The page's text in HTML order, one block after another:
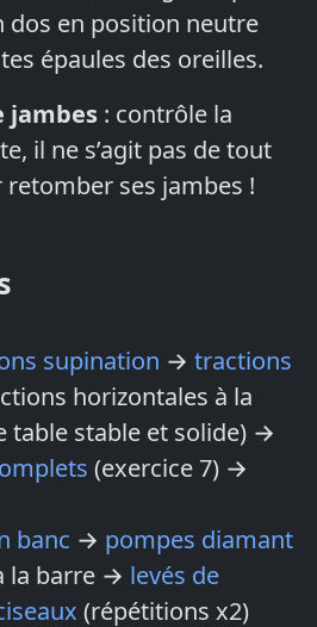
dos en position neutre
épaules des oreilles.
jambes : contrôle la
il ne s’agit pas de tout
ses jambes !
supination → tractions
horizontales à la
table stable et solide) →
(exercice 7) →
banc → pompes diamant
la barre → levés de
(répétitions x2)